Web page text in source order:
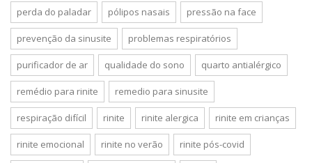
perda do paladar pólipos nasais pressão na face
prevenção da sinusite problemas respiratórios
purificador de ar qualidade do sono quarto antialérgico
remédio para rinite remedio para sinusite
respiração difícil rinite rinite alergica rinite em crianças
rinite emocional rinite no verão rinite pós-covid